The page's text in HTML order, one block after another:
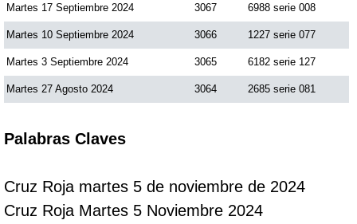
Martes 17 Septiembre 2024 3067 6988 serie 008
Martes 10 Septiembre 2024 3066 1227 serie 077
Martes 3 Septiembre 2024 3065 6182 serie 127
Martes 27 Agosto 2024 3064 2685 serie 081
Palabras Claves
Cruz Roja martes 5 de noviembre de 2024
Cruz Roja Martes 5 Noviembre 2024